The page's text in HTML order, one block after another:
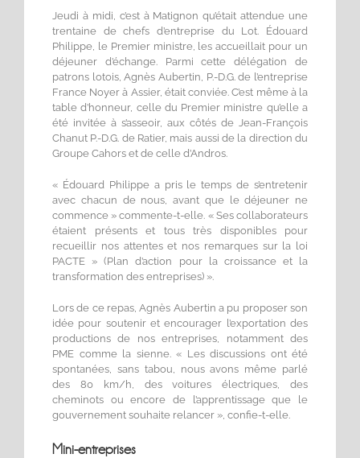
Jeudi à midi, c’est à Matignon qu’était attendue une
trentaine de chefs d’entreprise du Lot. Édouard
Philippe, le Premier ministre, les accueillait pour un
déjeuner d’échange. Parmi cette délégation de
patrons lotois, Agnès Aubertin, P.-D.G. de l’entreprise
France Noyer à Assier, était conviée. C’est même à la
table d’honneur, celle du Premier ministre qu’elle a
été invitée à s’asseoir, aux côtés de Jean-François
Chanut P.-D.G. de Ratier, mais aussi de la direction du
Groupe Cahors et de celle d’Andros.
« Édouard Philippe a pris le temps de s’entretenir
avec chacun de nous, avant que le déjeuner ne
commence » commente-t-elle. « Ses collaborateurs
étaient présents et tous très disponibles pour
recueillir nos attentes et nos remarques sur la loi
PACTE » (Plan d’action pour la croissance et la
transformation des entreprises) ».
Lors de ce repas, Agnès Aubertin a pu proposer son
idée pour soutenir et encourager l’exportation des
productions de nos entreprises, notamment des
PME comme la sienne. « Les discussions ont été
spontanées, sans tabou, nous avons même parlé
des 80 km/h, des voitures électriques, des
cheminots ou encore de l’apprentissage que le
gouvernement souhaite relancer », confie-t-elle.
Mini-entreprises